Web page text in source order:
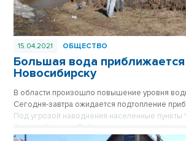
15.04.2021 ОБЩЕСТВО
Большая вода
Новосибирску
В области произошло повышение уровня
Сегодня-завтра ожидается подтопление
Под угрозой наводнения населенные
Кочки и Красная Сибирь.